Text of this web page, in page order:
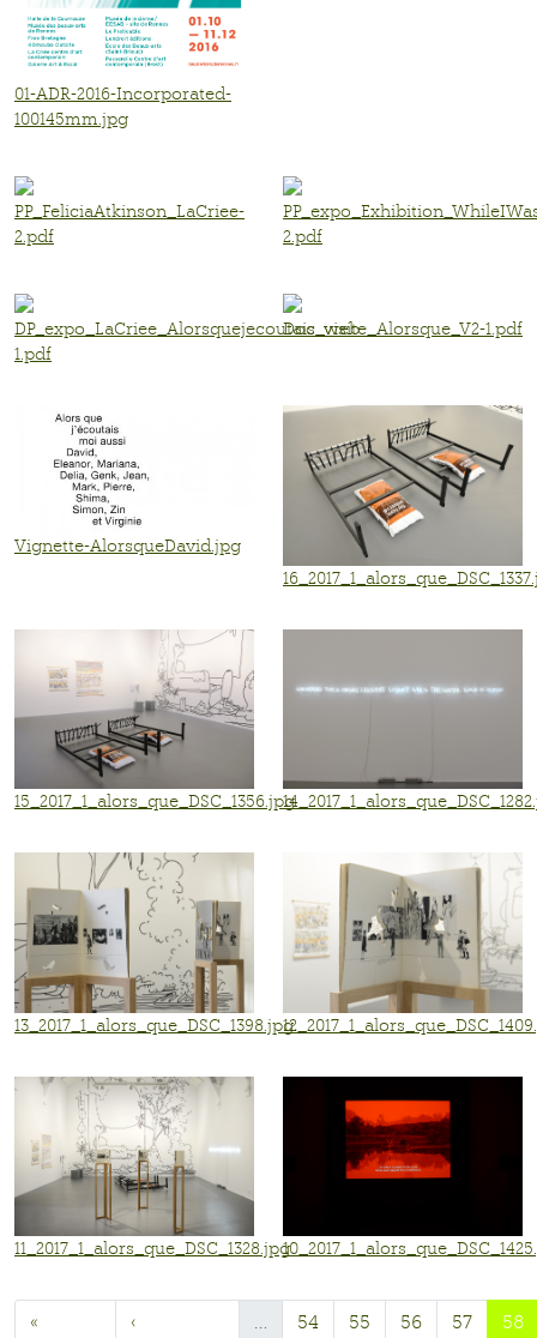
01-ADR-2016-Incorporated-
100145mm.jpg
PP_FeliciaAtkinson_LaCriee-
2.pdf
2.pdf
DP_expo_LaCriee_Alorsquejecoutais_web-
1.pdf
Doc_visite_Alorsque_V2-1.pdf
Vignette-AlorsqueDavid.jpg
15_2017_1_alors_que_DSC_1356.jpg
13_2017_1_alors_que_DSC_1398.jpg
11_2017_1_alors_que_DSC_1328.jpg
«
‹
… 54 55 56 57 58